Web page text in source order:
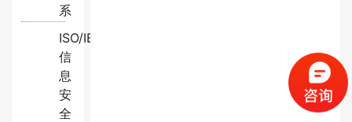
系
ISO/IEC27001:2022
信
息
安
全